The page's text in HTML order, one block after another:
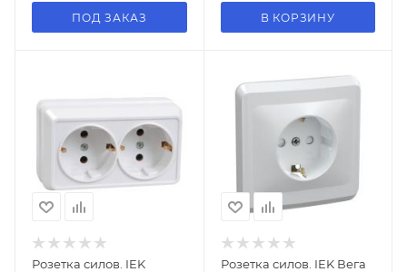
ПОД ЗАКАЗ В КОРЗИНУ
Розетка силов. IEK
Розетка силов. IEK Вега